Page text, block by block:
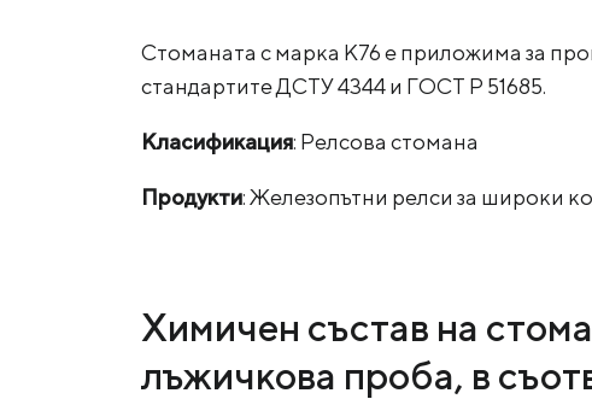
Стоманата с марка К76 е приложима за
стандартите ДСТУ 4344 и ГОСТ Р 51685.
Класификация: Релсова стомана
Продукти: Железопътни релси за широки
Химичен състав на
лъжичкова проба, в